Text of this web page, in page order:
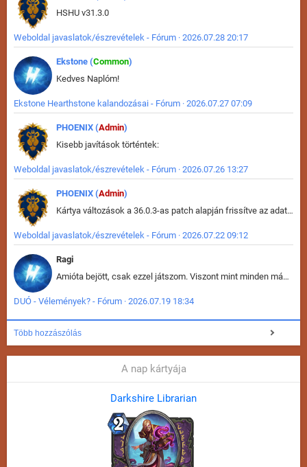
HSHU v31.3.0
Weboldal javaslatok/észrevételek - Fórum · 2026.07.28 20:17
Ekstone (Common)
Kedves Naplóm!
Ekstone Hearthstone kalandozásai - Fórum · 2026.07.27 07:09
PHOENIX (Admin)
Kisebb javítások történtek:
Weboldal javaslatok/észrevételek - Fórum · 2026.07.26 13:27
PHOENIX (Admin)
Kártya változások a 36.0.3-as patch alapján frissítve az adatbázisban (képek is cserélve).
Weboldal javaslatok/észrevételek - Fórum · 2026.07.22 09:12
Ragi
Amióta bejött, csak ezzel játszom. Viszont mint minden más - akár az alapjáték is, ez is baromira összetett lett. Néha már pár kör után is esélytelen az egész. Vagy irreállisan túltápol valaki, vagy lelép a partner, vagy csak hülye mint a segg. És amikor eljönne az én időm, na akkor jön el mindenki másé is. Engem jobban érdekelne, hogy ki milyen ratingen szokott játszani. Na ez lenne egy érdekes adat.
DUÓ - Vélemények? - Fórum · 2026.07.19 18:34
Több hozzászólás
A nap kártyája
Darkshire Librarian